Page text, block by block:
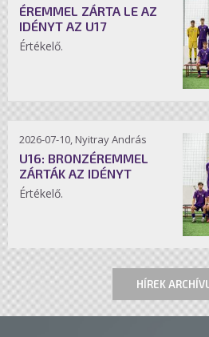
ÉREMMEL ZÁRTA LE AZ
IDÉNYT AZ U17
Értékelő.
2026-07-10, Nyitray András
U16: BRONZÉREMMEL
ZÁRTÁK AZ IDÉNYT
Értékelő.
HÍREK